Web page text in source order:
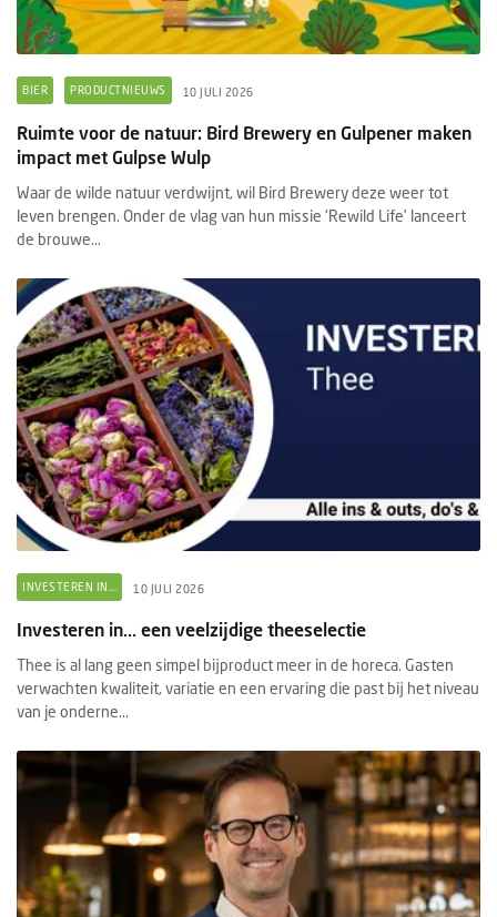
BIER PRODUCTNIEUWS 10 JULI 2026
Ruimte voor de natuur: Bird Brewery en Gulpener maken
impact met Gulpse Wulp
Waar de wilde natuur verdwijnt, wil Bird Brewery deze weer tot
leven brengen. Onder de vlag van hun missie 'Rewild Life’ lanceert
de brouwe...
INVESTEREN IN... 10 JULI 2026
Investeren in... een veelzijdige theeselectie
Thee is al lang geen simpel bijproduct meer in de horeca. Gasten
verwachten kwaliteit, variatie en een ervaring die past bij het niveau
van je onderne...